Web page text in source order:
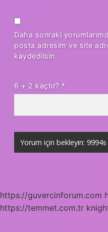
Daha sonraki
posta adresim ve site
kaydedilsin.
6 + 2 kaçtır? *
https://guvercinforum.com
https://temmet.com.tr